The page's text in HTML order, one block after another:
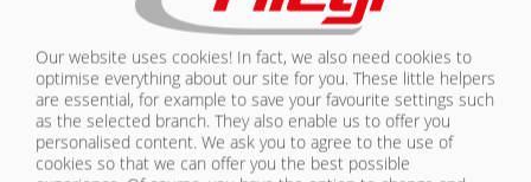
Potencjometr elektryczny
Wałek przeniesienia napędu/bez wału
przegubowego od strony ciągnika do ASW 281
i 381
X
Przewody hydrauliczne do rozrzutnika X
Our website uses cookies! In fact, we also need cookies to
optimise everything about our site for you. These little helpers
are essential, for example to save your favourite settings such
as the selected branch. They also enable us to offer you
personalised content. We ask you to agree to the use of
cookies so that we can offer you the best possible